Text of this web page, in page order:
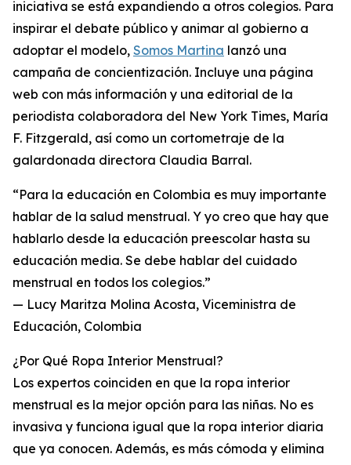
iniciativa se está expandiendo a otros colegios. Para
inspirar el debate público y animar al gobierno a
adoptar el modelo, Somos Martina lanzó una
campaña de concientización. Incluye una página
web con más información y una editorial de la
periodista colaboradora del New York Times, María
F. Fitzgerald, así como un cortometraje de la
galardonada directora Claudia Barral.
“Para la educación en Colombia es muy importante
hablar de la salud menstrual. Y yo creo que hay que
hablarlo desde la educación preescolar hasta su
educación media. Se debe hablar del cuidado
menstrual en todos los colegios.”
— Lucy Maritza Molina Acosta, Viceministra de
Educación, Colombia
¿Por Qué Ropa Interior Menstrual?
Los expertos coinciden en que la ropa interior
menstrual es la mejor opción para las niñas. No es
invasiva y funciona igual que la ropa interior diaria
que ya conocen. Además, es más cómoda y elimina